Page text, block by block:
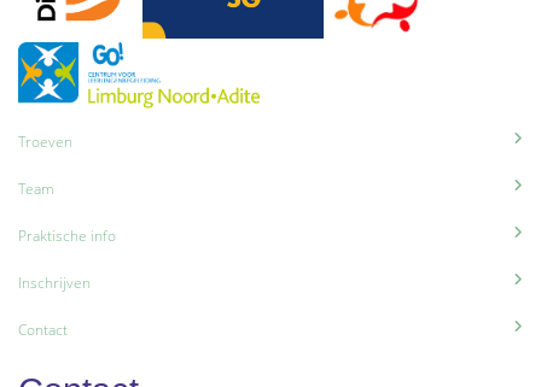
Troeven
Team
Praktische info
Inschrijven
Contact